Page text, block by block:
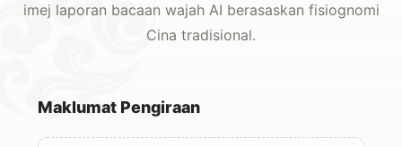
imej laporan bacaan wajah AI berasaskan fisiognomi
Cina tradisional.
Maklumat Pengiraan